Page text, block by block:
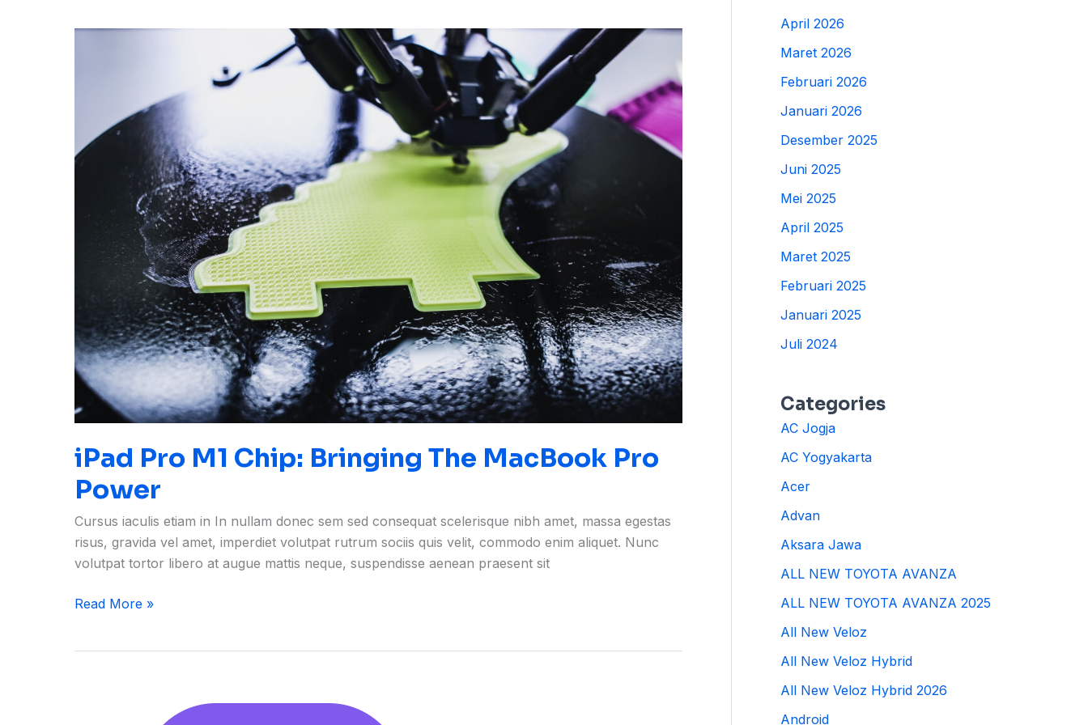
iPad Pro M1 Chip: Bringing The MacBook Pro
Power
Cursus iaculis etiam in In nullam donec sem sed consequat scelerisque nibh amet, massa egestas
risus, gravida vel amet, imperdiet volutpat rutrum sociis quis velit, commodo enim aliquet. Nunc
volutpat tortor libero at augue mattis neque, suspendisse aenean praesent sit
Bringing
The
MacBook
Read More »
April 2026
Maret 2026
Februari 2026
Januari 2026
Desember 2025
Juni 2025
Mei 2025
April 2025
Maret 2025
Februari 2025
Januari 2025
Juli 2024
Categories
AC Jogja
AC Yogyakarta
Acer
Advan
Aksara Jawa
ALL NEW TOYOTA AVANZA
ALL NEW TOYOTA AVANZA 2025
All New Veloz
All New Veloz Hybrid
All New Veloz Hybrid 2026
Android